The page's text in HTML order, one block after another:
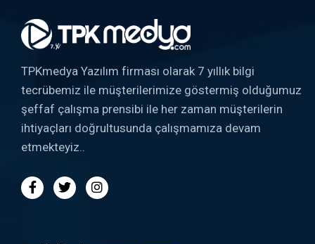
TPKmedya Yazılım firması olarak 7 yıllık bilgi
tecrübemiz ile müşterilerimize göstermiş olduğumuz
şeffaf çalışma prensibi ile her zaman müşterilerin
ihtiyaçları doğrultusunda çalışmamıza devam
etmekteyiz..